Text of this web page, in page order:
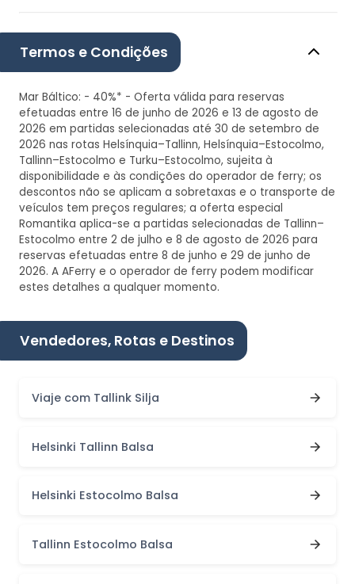
Termos e Condições
Mar Báltico: - 40%* - Oferta válida para reservas
efetuadas entre 16 de junho de 2026 e 13 de agosto de
2026 em partidas selecionadas até 30 de setembro de
2026 nas rotas Helsínquia–Tallinn, Helsínquia–Estocolmo,
Tallinn–Estocolmo e Turku–Estocolmo, sujeita à
disponibilidade e às condições do operador de ferry; os
descontos não se aplicam a sobretaxas e o transporte de
veículos tem preços regulares; a oferta especial
Romantika aplica-se a partidas selecionadas de Tallinn–
Estocolmo entre 2 de julho e 8 de agosto de 2026 para
reservas efetuadas entre 8 de junho e 29 de junho de
2026. A AFerry e o operador de ferry podem modificar
estes detalhes a qualquer momento.
Vendedores, Rotas e Destinos
Viaje com Tallink Silja
Helsinki Tallinn Balsa
Helsinki Estocolmo Balsa
Tallinn Estocolmo Balsa